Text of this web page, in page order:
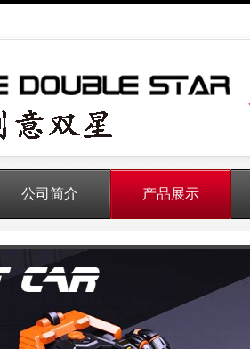
公司简介 产品展示